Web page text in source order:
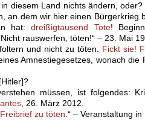
diesem Land nichts ändern,
an dem wir hier einen Bürgerkrieg
hat:dreißigtausend Tote!
rauswerfen, töten!“ – 23. Mai
und nicht zu töten. Fickt sie!
Amnestiegesetzes, wonach
müssen, ist folgendes:
, 26. März 2012.
Freibrief zu töten.“ – Veranstaltung